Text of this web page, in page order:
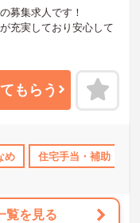
み 資格取得サポート
募集求人です！
充実しており安心して
もらう
め 住宅手当・補助
覧を見る